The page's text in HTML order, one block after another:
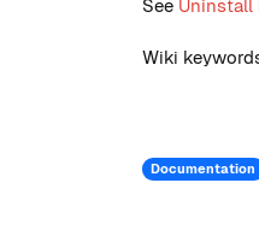
See Uninstall
Wiki
Documentation